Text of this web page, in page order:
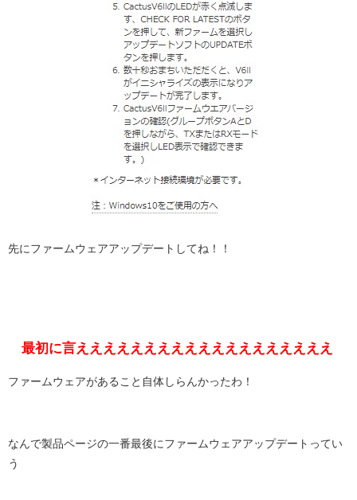
先にファームウェアアップデートしてね！！
最初に言えええええええええええええええええええ
ファームウェアがあること自体しらんかったわ！
なんで製品ページの一番最後にファームウェアアップデートってい
う